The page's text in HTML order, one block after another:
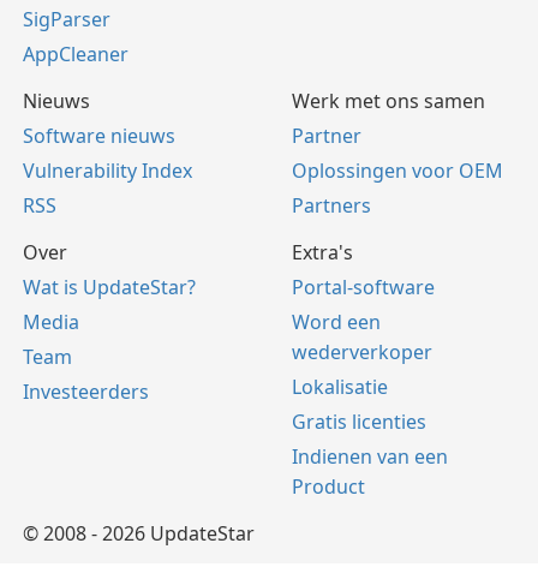
SigParser
AppCleaner
Nieuws
Software nieuws
Vulnerability Index
RSS
Werk met ons samen
Partner
Oplossingen voor OEM
Partners
Over
Wat is UpdateStar?
Media
Team
Investeerders
Extra's
Portal-software
Word een
wederverkoper
Lokalisatie
Gratis licenties
Indienen van een
Product
© 2008 - 2026 UpdateStar